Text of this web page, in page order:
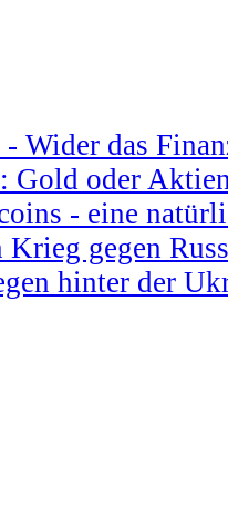
Wider das
Gold oder
- eine
gegen
hinter der